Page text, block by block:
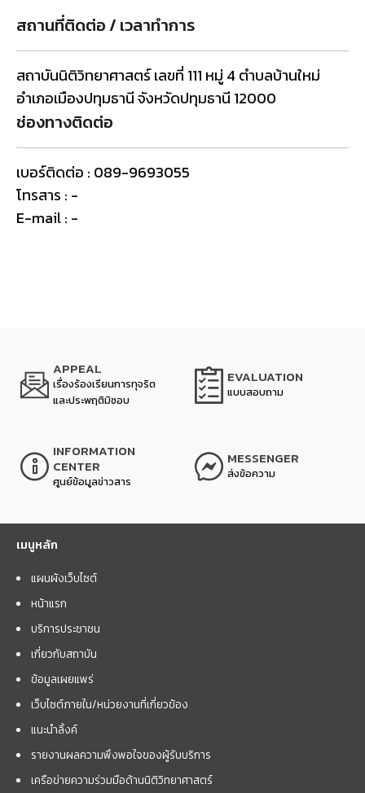
สถานที่ติดต่อ / เวลาทำการ
สถาบันนิติวิทยาศาสตร์ เลขที่ 111 หมู่ 4 ตำบลบ้านใหม่
อำเภอเมืองปทุมธานี จังหวัดปทุมธานี 12000
ช่องทางติดต่อ
เบอร์ติดต่อ : 089-9693055
โทรสาร : -
E-mail : -
APPEAL
เรื่องร้องเรียนการทุจริต
และประพฤติมิชอบ
EVALUATION
แบบสอบถาม
INFORMATION
CENTER
ศูนย์ข้อมูลข่าวสาร
MESSENGER
ส่งข้อความ
เมนูหลัก
แผนผังเว็บไซต์
หน้าแรก
บริการประชาชน
เกี่ยวกับสถาบัน
ข้อมูลเผยแพร่
เว็บไซต์ภายใน/หน่วยงานที่เกี่ยวข้อง
แนะนำลิ้งค์
รายงานผลความพึงพอใจของผู้รับบริการ
เครือข่ายความร่วมมือด้านนิติวิทยาศาสตร์